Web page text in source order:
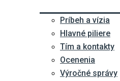
Príbeh a vízia
Hlavné piliere
Tím a kontakty
Ocenenia
Výročné správy